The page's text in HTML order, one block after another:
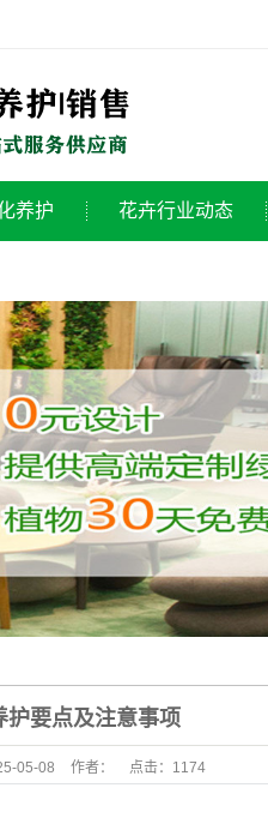
养护
养护
化养护
养护
景观
造型
景观
景观
养护
花卉行业动态
行业动态
公司新闻
护要点及注意事项
05-08 作者： 点击： 1174